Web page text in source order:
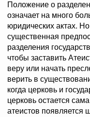
Положение о
означает на много
юридических актах.
существенная
разделения
чтобы заставить
веру или начать
верить в
когда церковь и
церковь остается
атеистов появляется